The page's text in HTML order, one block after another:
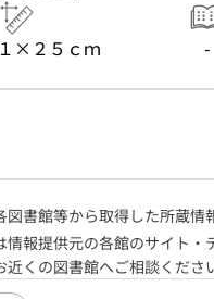
×２５ｃｍ -
書館等から取得した所蔵情
報提供元の各館のサイト
くの図書館へご相談くださ